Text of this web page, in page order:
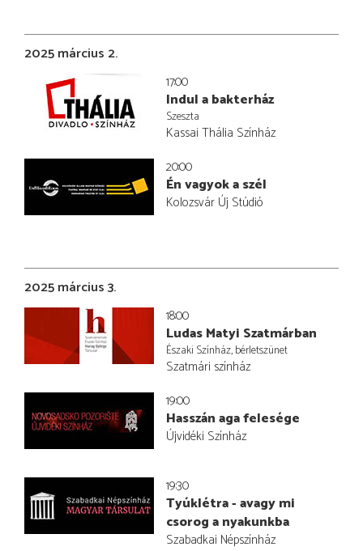
2025 március 2.
17:00
Indul a bakterház
Szeszta
Kassai Thália Színház
20:00
Én vagyok a szél
Kolozsvár Új Stúdió
2025 március 3.
18:00
Ludas Matyi Szatmárban
Északi Színház, bérletszünet
Szatmári színház
19:00
Hasszán aga felesége
Újvidéki Színház
19:30
Tyúklétra - avagy mi
csorog a nyakunkba
Szabadkai Népszínház